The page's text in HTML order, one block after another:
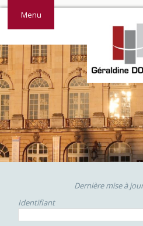
Menu
Dernière mise à
Identifiant